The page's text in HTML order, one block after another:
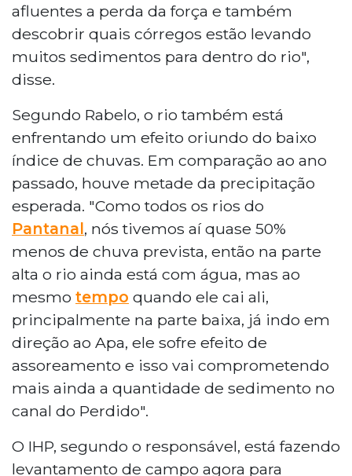
afluentes a perda da força e também
descobrir quais córregos estão levando
muitos sedimentos para dentro do rio",
disse.
Segundo Rabelo, o rio também está
enfrentando um efeito oriundo do baixo
índice de chuvas. Em comparação ao ano
passado, houve metade da precipitação
esperada. "Como todos os rios do
Pantanal, nós tivemos aí quase 50%
menos de chuva prevista, então na parte
alta o rio ainda está com água, mas ao
mesmo tempo quando ele cai ali,
principalmente na parte baixa, já indo em
direção ao Apa, ele sofre efeito de
assoreamento e isso vai comprometendo
mais ainda a quantidade de sedimento no
canal do Perdido".
O IHP, segundo o responsável, está fazendo
levantamento de campo agora para